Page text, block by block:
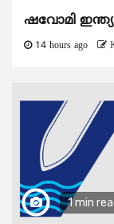
ഷവോമി ഇന്ത്യ
14 hours ago
1 min